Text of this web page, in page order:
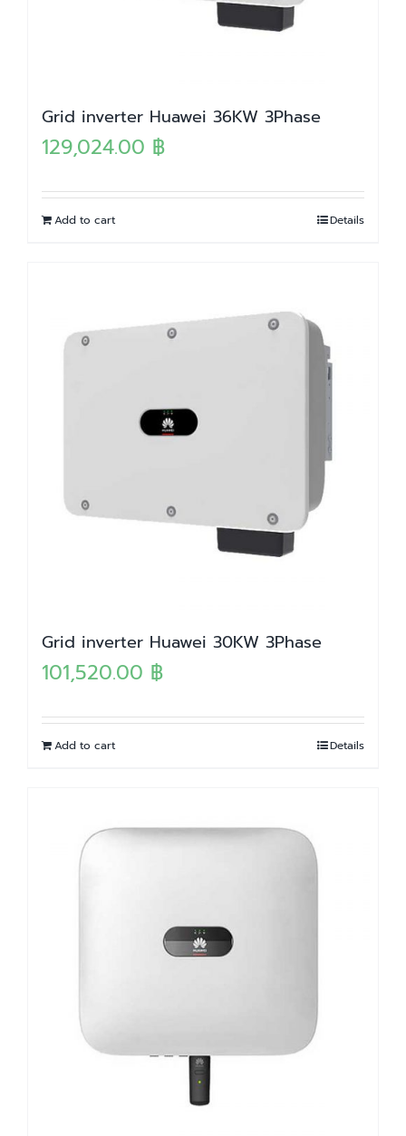
Grid inverter Huawei 36KW 3Phase
129,024.00 ฿
Add to cart Details
Grid inverter Huawei 30KW 3Phase
101,520.00 ฿
Add to cart Details